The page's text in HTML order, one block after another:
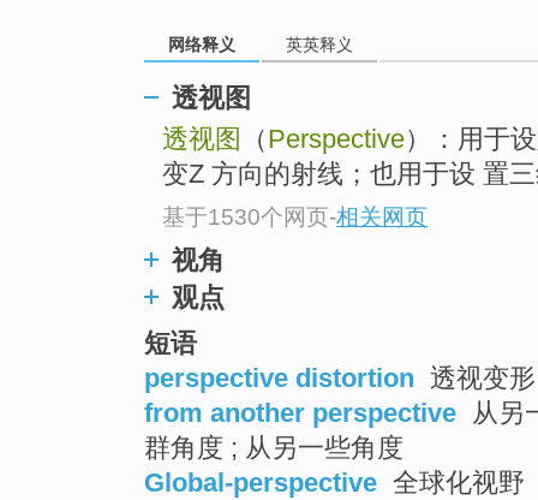
网络释义 英英释义
透视图
透视图
（Perspective）：用于
变Z 方向的射线；也用于设 置
基于1530个网页-相关网页
视角
观点
短语
perspective distortion 透视变
from another perspective 从另
群角度 ; 从另一些角度
Global-perspective 全球化视野